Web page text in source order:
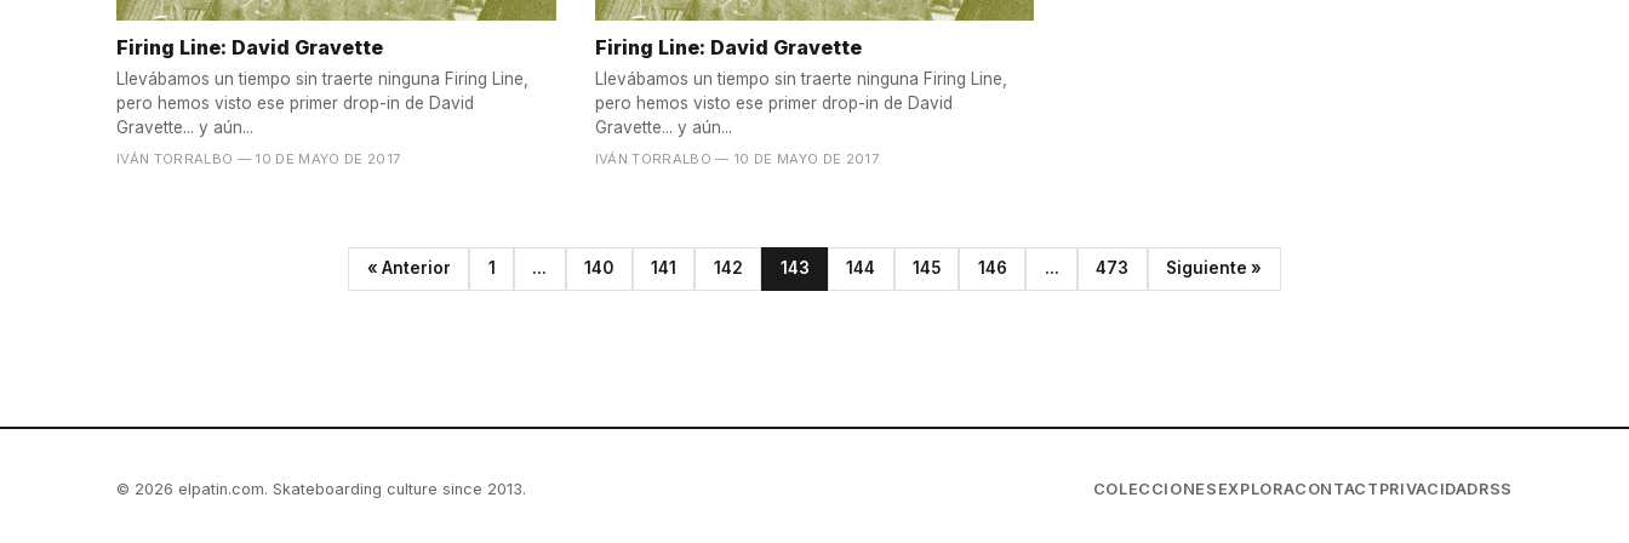
Firing Line: David Gravette
Llevábamos un tiempo sin traerte ninguna Firing Line,
pero hemos visto ese primer drop-in de David
Gravette... y aún...
IVÁN TORRALBO — 10 DE MAYO DE 2017
Firing Line: David Gravette
Llevábamos un tiempo sin traerte ninguna Firing Line,
pero hemos visto ese primer drop-in de David
Gravette... y aún...
IVÁN TORRALBO — 10 DE MAYO DE 2017
« Anterior 1 ... 140 141 142 143 144 145 146 ... 473 Siguiente »
© 2026 elpatin.com. Skateboarding culture since 2013. COLECCIONES EXPLORACONTACT PRIVACIDADRSS